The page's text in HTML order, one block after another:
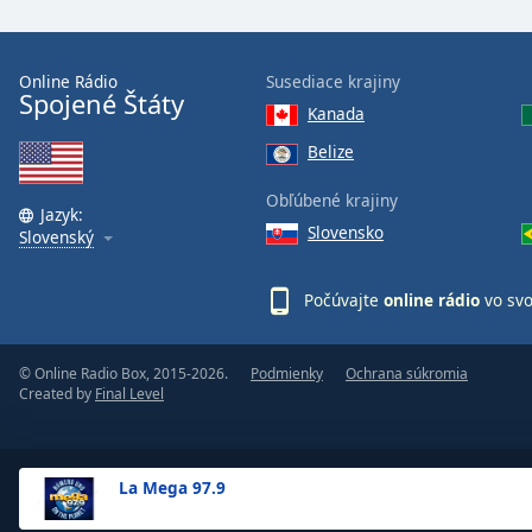
Text
Opacity
Background
La Mega 97.9
Online Rádio
Spojené Štáty
Jazyk:
Slovenský
Susediace krajiny
Kanada
Belize
Obľúbené krajiny
Slovensko
Počúvajte online rádio vo
© Online Radio Box, 2015-2026.
Created by Final Level
Podmienky Ochrana súkromia